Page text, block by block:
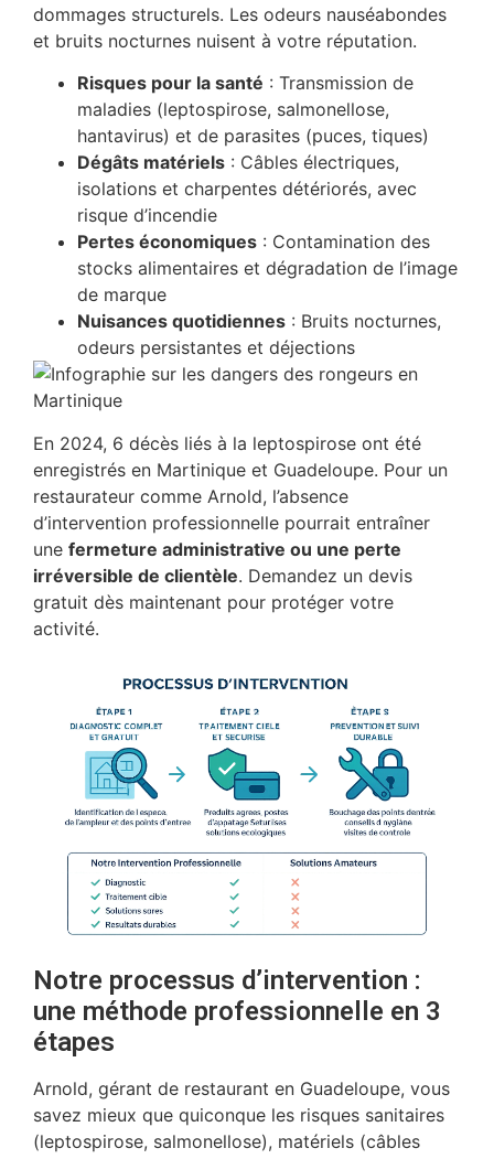
dommages structurels. Les odeurs nauséabondes
et bruits nocturnes nuisent à votre réputation.
Risques pour la santé : Transmission de
maladies (leptospirose, salmonellose,
hantavirus) et de parasites (puces, tiques)
Dégâts matériels : Câbles électriques,
isolations et charpentes détériorés, avec
risque d’incendie
Pertes économiques : Contamination des
stocks alimentaires et dégradation de l’image
de marque
Nuisances quotidiennes : Bruits nocturnes,
odeurs persistantes et déjections
En 2024, 6 décès liés à la leptospirose ont été
enregistrés en Martinique et Guadeloupe. Pour un
restaurateur comme Arnold, l’absence
d’intervention professionnelle pourrait entraîner
une fermeture administrative ou une perte
irréversible de clientèle. Demandez un devis
gratuit dès maintenant pour protéger votre
activité.
Notre processus d’intervention :
une méthode professionnelle en 3
étapes
Arnold, gérant de restaurant en Guadeloupe, vous
savez mieux que quiconque les risques sanitaires
(leptospirose, salmonellose), matériels (câbles